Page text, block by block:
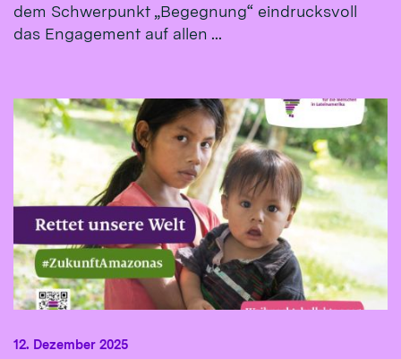
dem Schwerpunkt „Begegnung“ eindrucksvoll
das Engagement auf allen ...
12. Dezember 2025